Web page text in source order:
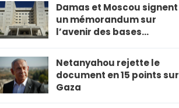
Damas et Moscou signent
un mémorandum sur
l’avenir des bases…
Netanyahou rejette le
document en 15 points sur
Gaza